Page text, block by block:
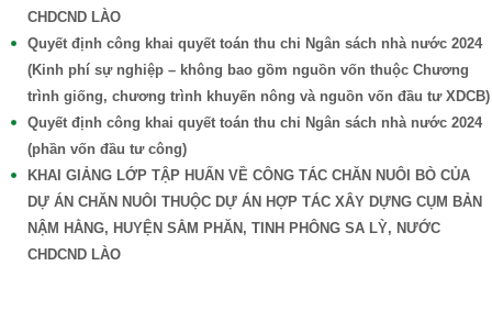
CHDCND LÀO
Quyết định công khai quyết toán thu chi Ngân sách nhà nước 2024
(Kinh phí sự nghiệp – không bao gồm nguồn vốn thuộc Chương
trình giống, chương trình khuyến nông và nguồn vốn đầu tư XDCB)
Quyết định công khai quyết toán thu chi Ngân sách nhà nước 2024
(phần vốn đầu tư công)
KHAI GIẢNG LỚP TẬP HUẤN VỀ CÔNG TÁC CHĂN NUÔI BÒ CỦA
DỰ ÁN CHĂN NUÔI THUỘC DỰ ÁN HỢP TÁC XÂY DỰNG CỤM BẢN
NẬM HẰNG, HUYỆN SẲM PHĂN, TINH PHÔNG SA LỲ, NƯỚC
CHDCND LÀO